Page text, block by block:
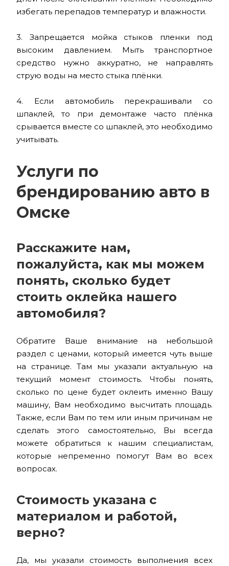
избегать перепадов температур и влажности.
3. Запрещается мойка стыков пленки под
высоким давлением. Мыть транспортное
средство нужно аккуратно, не направлять
струю воды на место стыка плёнки.
4. Если автомобиль перекрашивали со
шпаклей, то при демонтаже часто плёнка
срывается вместе со шпаклей, это необходимо
учитывать.
Услуги по
брендированию авто в
Омске
Расскажите нам,
пожалуйста, как мы можем
понять, сколько будет
стоить оклейка нашего
автомобиля?
Обратите Ваше внимание на небольшой
раздел с ценами, который имеется чуть выше
на странице. Там мы указали актуальную на
текущий момент стоимость. Чтобы понять,
сколько по цене будет оклеить именно Вашу
машину, Вам необходимо высчитать площадь.
Также, если Вам по тем или иным причинам не
сделать этого самостоятельно, Вы всегда
можете обратиться к нашим специалистам,
которые непременно помогут Вам во всех
вопросах.
Стоимость указана с
материалом и работой,
верно?
Да, мы указали стоимость выполнения всех